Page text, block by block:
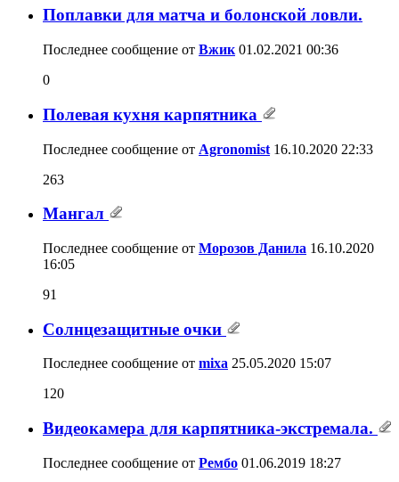
Поплавки для матча и болонской ловли.
Последнее сообщение от Вжик 01.02.2021 00:36
0
Полевая кухня карпятника
Последнее сообщение от Agronomist 16.10.2020 22:33
263
Мангал
Последнее сообщение от Морозов Данила 16.10.2020
16:05
91
Солнцезащитные очки
Последнее сообщение от mixa 25.05.2020 15:07
120
Видеокамера для карпятника-экстремала.
Последнее сообщение от Рембо 01.06.2019 18:27